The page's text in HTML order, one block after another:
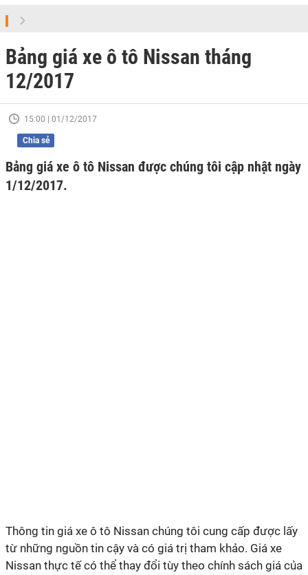
Bảng giá xe ô tô Nissan tháng
12/2017
15:00 | 01/12/2017
Chia sẻ
Bảng giá xe ô tô Nissan được chúng tôi cập nhật ngày
1/12/2017.
Thông tin giá xe ô tô Nissan chúng tôi cung cấp được lấy
từ những nguồn tin cậy và có giá trị tham khảo. Giá xe
Nissan thực tế có thể thay đổi tùy theo chính sách giá của